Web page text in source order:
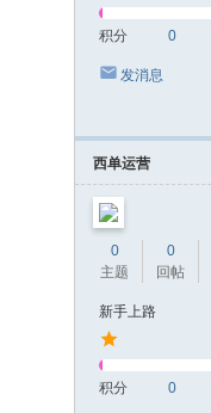
积分 0
发消息
西单运营
0
主题
0
回帖
新手上路
积分 0